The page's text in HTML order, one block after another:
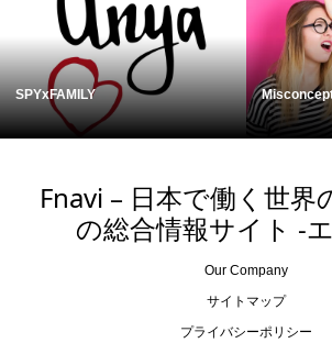
SPYxFAMILY
Fnavi – 日本で働く世界
の総合情報サイト -
Our Company
サイトマップ
プライバシーポリシー